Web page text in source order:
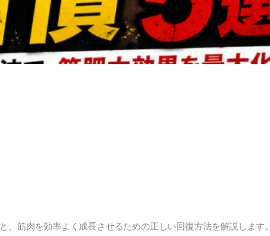
と、筋肉を効率よく成長させるための正しい回復方法を解説します。